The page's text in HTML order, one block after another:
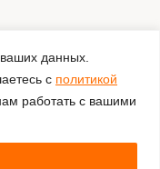
данных.
с политикой
работать с вашими